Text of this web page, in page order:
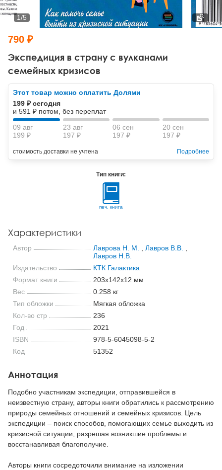
Тревожные расстройства, панические атаки
Психодрама
Другие направления психотерапии
Классический, эриксоновский гипноз и НЛП
НЛП
Психология труда и эргономика
Социальная психология
Социальная и организационная психология
Классический и юнгианский психоанализ
Экспедиция в страну с вулканами
семейных кризисов
1/5
790 ₽
Этот товар можно оплатить Долями
199 ₽ сегодня
и 591 ₽ потом, без переплат
09 авг
199 ₽
23 авг
197 ₽
06 сен
197 ₽
20 сен
197 ₽
стоимость доставки не учтена Подробнее
Тип книги:
печ. книга
Характеристики
Автор Лаврова Н. М. Лавров В.В.
Лавров Н.В.
Издательство
КТК Галактика
Формат книги
203x142x12 мм
Вес
0.258 кг
Тип обложки
Мягкая обложка
Кол-во стр
236
Год
2021
ISBN
978-5-6045098-5-2
Код
51352
Аннотация
Подобно участникам экспедиции, отправившейся в
неизвестную страну, авторы книги обратились к рассмотрению
природы семейных отношений и семейных кризисов. Цель
экспедиции – поиск способов, помогающих семье выходить из
кризисной ситуации, разрешая возникшие проблемы и
восстанавливая благополучие.
Авторы книги сосредоточили внимание на изложении